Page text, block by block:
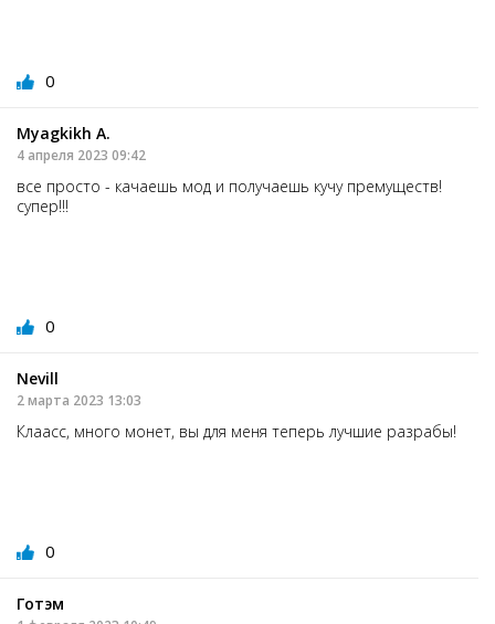
0
Myagkikh А.
4 апреля 2023 09:42
все просто - качаешь мод и получаешь кучу премуществ!
супер!!!
0
Nevill
2 марта 2023 13:03
Клаасс, много монет, вы для меня теперь лучшие разрабы!
0
Готэм